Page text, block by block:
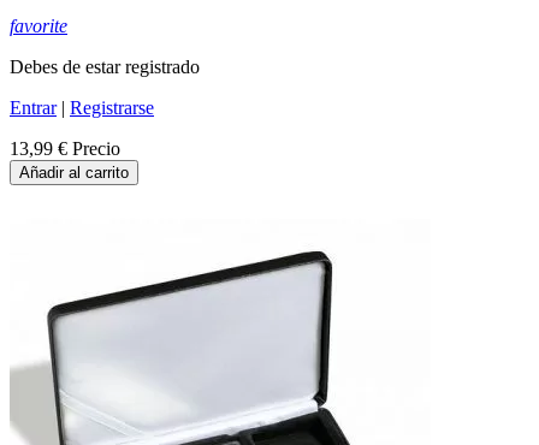
favorite
Debes de estar registrado
Entrar| Registrarse
13,99 € Precio
Añadir al carrito